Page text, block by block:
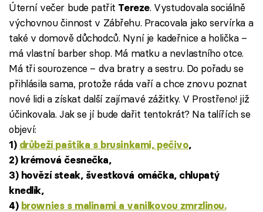
Úterní večer bude patřit Tereze. Vystudovala sociálně
výchovnou činnost v Zábřehu. Pracovala jako servírka a
také v domově důchodců. Nyní je kadeřnice a holička –
má vlastní barber shop. Má matku a nevlastního otce.
Má tři sourozence – dva bratry a sestru. Do pořadu se
přihlásila sama, protože ráda vaří a chce znovu poznat
nové lidi a získat další zajímavé zážitky. V Prostřeno! již
účinkovala. Jak se jí bude dařit tentokrát? Na talířích se
objeví:
1) drůbeží paštika s brusinkami, pečivo,
2) krémová česnečka,
3) hovězí steak, švestková omáčka, chlupatý
knedlík,
4) brownies s malinami a vanilkovou zmrzlinou.